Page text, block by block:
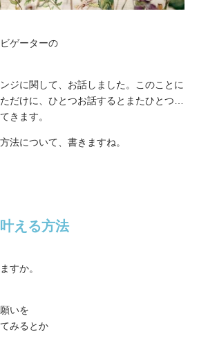
ゲーターの
ジに関して、お話しました。このことに
だけに、ひとつお話するとまたひとつ…
きます。
法について、書きますね。
える方法
すか。
いを
みるとか